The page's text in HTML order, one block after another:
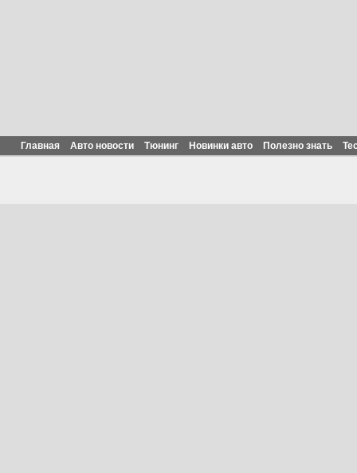
Главная Авто новости Тюнинг Новинки авто Полезно знать